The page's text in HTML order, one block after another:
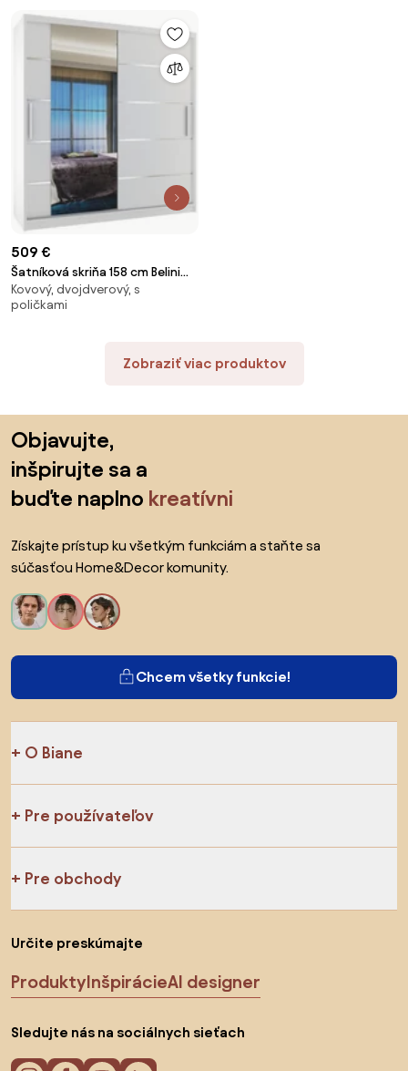
509 €
Šatníková skriňa 158 cm Belini
biely mat s posuvnými dverami
zrkadlom a zásuvkami MBP
Kovový, dvojdverový, s
poličkami
Zobraziť viac produktov
Objavujte,
inšpirujte sa a
buďte naplno kreatívni
Získajte prístup ku všetkým funkciám a staňte sa
súčasťou Home&Decor komunity.
Chcem všetky funkcie!
O Biane
Pre používateľov
Pre obchody
Určite preskúmajte
ProduktyInšpirácieAI designer
Sledujte nás na sociálnych sieťach